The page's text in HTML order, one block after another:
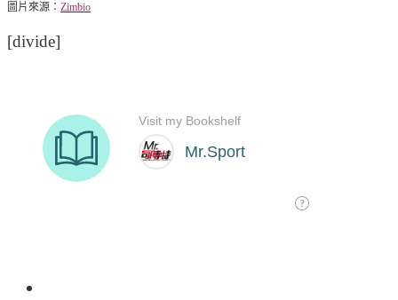
圖片來源： Zimbio
[divide]